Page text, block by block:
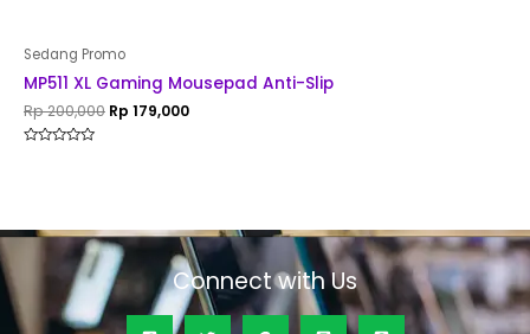
Sedang Promo
MP511 XL Gaming Mousepad Anti-Slip
Rp200,000 Rp 179,000
Connect with Us